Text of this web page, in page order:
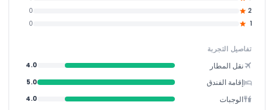
2
0
1
0
تفاصيل التجربة
نقل المطار 4.0
إقامة الفندق 5.0
الوجبات 4.0